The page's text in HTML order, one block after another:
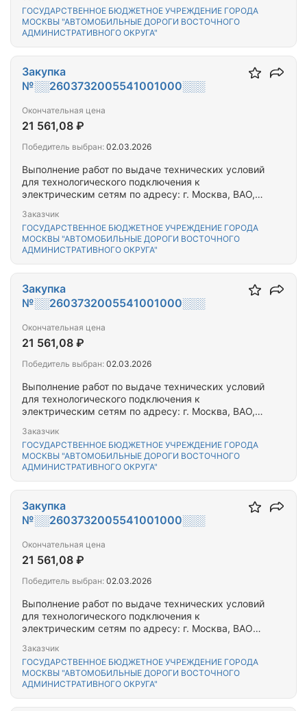
ГОСУДАРСТВЕННОЕ БЮДЖЕТНОЕ УЧРЕЖДЕНИЕ ГОРОДА
МОСКВЫ "АВТОМОБИЛЬНЫЕ ДОРОГИ ВОСТОЧНОГО
АДМИНИСТРАТИВНОГО ОКРУГА"
Выполнение работ по выдаче технических условий
для технологического подключения к
электрическим сетям по адресу: г. Москва, ВАО,
д.5 к.3, д.5 к.4, д.5 к.5, Вешняковская ул. 14 к.2,
д.12 к.2, д.12 к.3, д.12 к.1, д.14 к.1
Заказчик
ГОСУДАРСТВЕННОЕ БЮДЖЕТНОЕ УЧРЕЖДЕНИЕ ГОРОДА
МОСКВЫ "АВТОМОБИЛЬНЫЕ ДОРОГИ ВОСТОЧНОГО
АДМИНИСТРАТИВНОГО ОКРУГА"
Закупка
№░░2603732005541001000░░░
Окончательная цена
21 561,08 ₽
Победитель выбран: 02.03.2026
Выполнение работ по выдаче технических условий
для технологического подключения к
электрическим сетям по адресу: г. Москва, ВАО,
Заказчик
ГОСУДАРСТВЕННОЕ БЮДЖЕТНОЕ УЧРЕЖДЕНИЕ ГОРОДА
МОСКВЫ "АВТОМОБИЛЬНЫЕ ДОРОГИ ВОСТОЧНОГО
АДМИНИСТРАТИВНОГО ОКРУГА"
Закупка
№░░2603732005541001000░░░
Окончательная цена
21 561,08 ₽
Победитель выбран: 02.03.2026
Выполнение работ по выдаче технических условий
для технологического подключения к
электрическим сетям по адресу: г. Москва, ВАО
Заказчик
ГОСУДАРСТВЕННОЕ БЮДЖЕТНОЕ УЧРЕЖДЕНИЕ ГОРОДА
МОСКВЫ "АВТОМОБИЛЬНЫЕ ДОРОГИ ВОСТОЧНОГО
АДМИНИСТРАТИВНОГО ОКРУГА"
Закупка
№░░2603732005541001000░░░
Окончательная цена
21 561,08 ₽
Победитель выбран: 02.03.2026